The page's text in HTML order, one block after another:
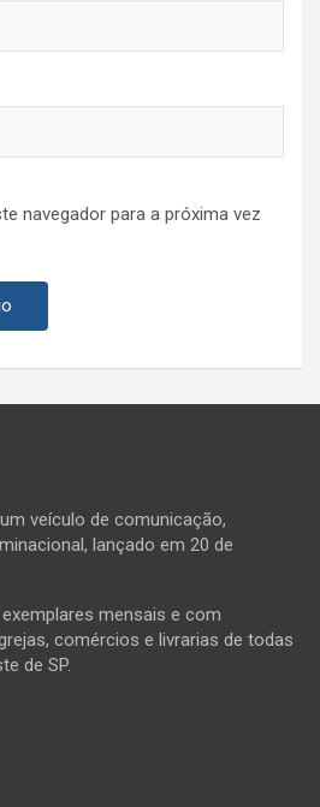
navegador para a próxima vez
veículo de comunicação,
lançado em 20 de
mensais e com
comércios e livrarias de todas
de SP.